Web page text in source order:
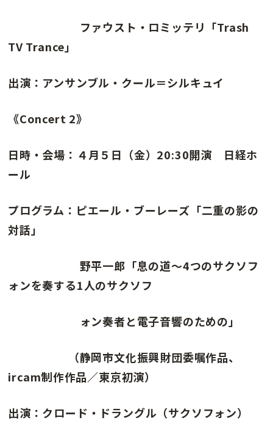
ファウスト・ロミッテリ「Trash
TV Trance」
出演：アンサンブル・クール＝シルキュイ
《Concert 2》
日時・会場：４月５日（金）20:30開演 日経ホ
ール
プログラム：ピエール・ブーレーズ「二重の影の
対話」
野平一郎「息の道〜4つのサクソフ
ォンを奏する1人のサクソフ
ォン奏者と電子音響のための」
（静岡市文化振興財団委嘱作品、
ircam制作作品／東京初演）
出演：クロード・ドラングル（サクソフォン）